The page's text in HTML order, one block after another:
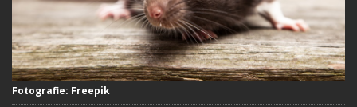
Fotografie: Freepik